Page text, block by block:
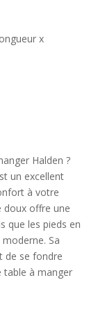
x
Halden ?
un excellent
à votre
doux offre une
que les pieds en
Sa
de se fondre
table à manger